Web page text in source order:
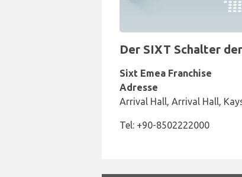
Der SIXT Schalter
Sixt Emea Franchise
Adresse
Arrival Hall, Arrival Hall,
Tel: +90-8502222000